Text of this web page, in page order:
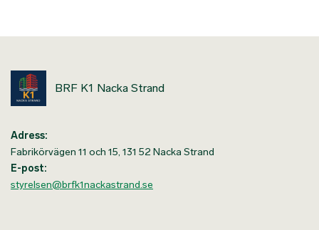
BRF K1 Nacka Strand
Adress:
Fabrikörvägen 11 och 15, 131 52 Nacka Strand
E-post:
styrelsen@brfk1nackastrand.se